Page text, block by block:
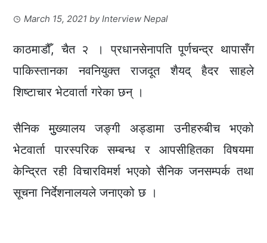
March 15, 2021 byInterview Nepal
काठमाडौँ, चैत २ । प्रधानसेनापति पूर्णचन्द्र थापासँग
पाकिस्तानका नवनियुक्त राजदूत शैयद् हैदर साहले
शिष्टाचार भेटवार्ता गरेका छन् ।
सैनिक मुुख्यालय जङ्गी अड्डामा उनीहरुबीच भएको
भेटवार्ता पारस्परिक सम्बन्ध र आपसीहितका विषयमा
केन्द्रित रही विचारविमर्श भएको सैनिक जनसम्पर्क तथा
सूचना निर्देशनालयले जनाएको छ ।